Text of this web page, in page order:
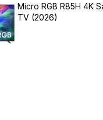
Micro RGB R85H 4K
TV (2026)